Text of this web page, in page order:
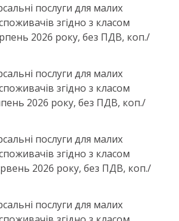
послуги для малих
згідно з класом
2026 року, без ПДВ, коп./
послуги для малих
згідно з класом
2026 року, без ПДВ, коп./
послуги для малих
згідно з класом
2026 року, без ПДВ, коп./
послуги для малих